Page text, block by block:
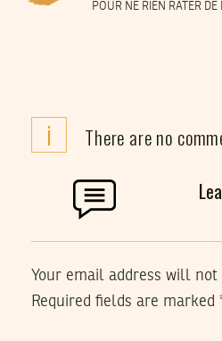
POUR NE RIEN RATER DE
i There are no
Your email address will not
Required fields are marked